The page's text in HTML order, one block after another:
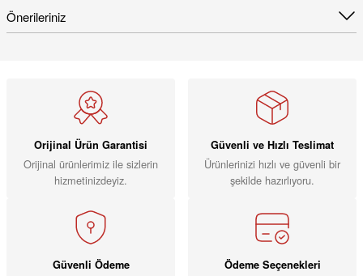
Önerileriniz
Orijinal Ürün Garantisi
Orijinal ürünlerimiz ile sizlerin
hizmetinizdeyiz.
Güvenli ve Hızlı Teslimat
Ürünlerinizi hızlı ve güvenli bir
şekilde hazırlıyoru.
Güvenli Ödeme Ödeme Seçenekleri